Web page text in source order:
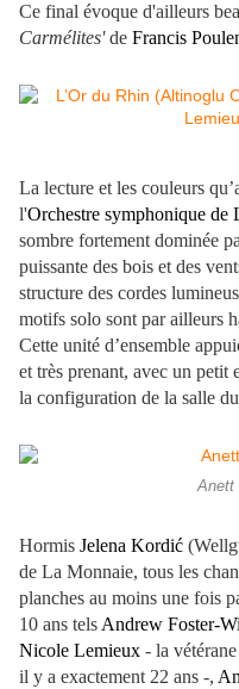
Ce final évoque d'ailleurs
Carmélites'de Francis
La lecture et les couleurs
l'Orchestre symphonique de
sombre fortement dominée
puissante des bois et des
structure des cordes
motifs solo sont par ailleurs
Cette unité d’ensemble
et très prenant, avec un petit
la configuration de la salle
Anett
Hormis Jelena Kordić
de La Monnaie, tous les
planches au moins une fois
10 ans tels Andrew Foster-
Nicole Lemieux - la
il y a exactement 22 ans -,